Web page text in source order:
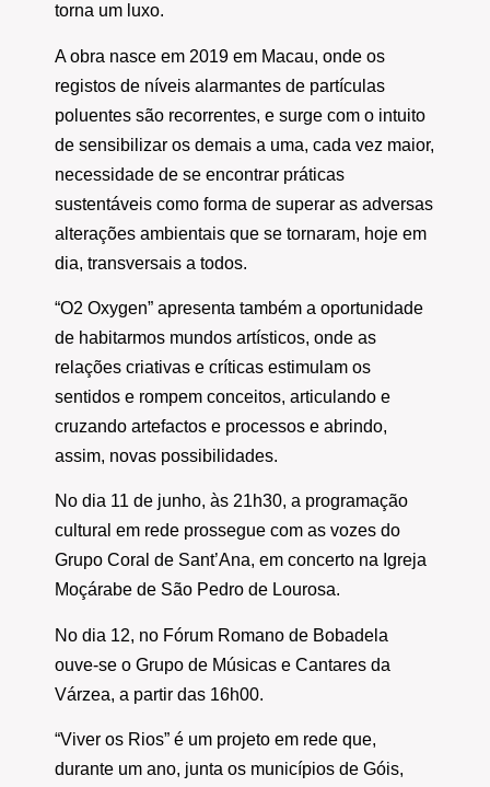
torna um luxo.
A obra nasce em 2019 em Macau, onde os
registos de níveis alarmantes de partículas
poluentes são recorrentes, e surge com o intuito
de sensibilizar os demais a uma, cada vez maior,
necessidade de se encontrar práticas
sustentáveis como forma de superar as adversas
alterações ambientais que se tornaram, hoje em
dia, transversais a todos.
“O2 Oxygen” apresenta também a oportunidade
de habitarmos mundos artísticos, onde as
relações criativas e críticas estimulam os
sentidos e rompem conceitos, articulando e
cruzando artefactos e processos e abrindo,
assim, novas possibilidades.
No dia 11 de junho, às 21h30, a programação
cultural em rede prossegue com as vozes do
Grupo Coral de Sant’Ana, em concerto na Igreja
Moçárabe de São Pedro de Lourosa.
No dia 12, no Fórum Romano de Bobadela
ouve-se o Grupo de Músicas e Cantares da
Várzea, a partir das 16h00.
“Viver os Rios” é um projeto em rede que,
durante um ano, junta os municípios de Góis,